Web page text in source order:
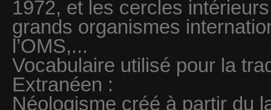
1972, et les cercles
grands organismes
l’OMS,...
Vocabulaire utilisé pour la
Extranéen :
Néologisme créé à partir du